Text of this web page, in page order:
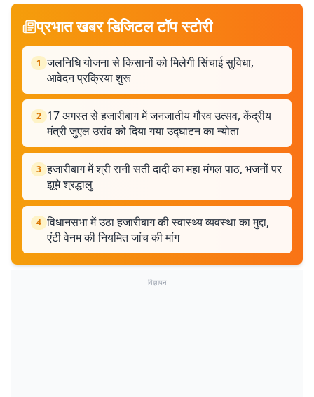
प्रभात खबर डिजिटल टॉप स्टोरी
1 जलनिधि योजना से किसानों को मिलेगी सिंचाई सुविधा,
आवेदन प्रक्रिया शुरू
2 17 अगस्त से हजारीबाग में जनजातीय गौरव उत्सव, केंद्रीय
मंत्री जुएल उरांव को दिया गया उद्घाटन का न्योता
3 हजारीबाग में श्री रानी सती दादी का महा मंगल पाठ, भजनों पर
झूमे श्रद्धालु
4 विधानसभा में उठा हजारीबाग की स्वास्थ्य व्यवस्था का मुद्दा,
एंटी वेनम की नियमित जांच की मांग
विज्ञापन